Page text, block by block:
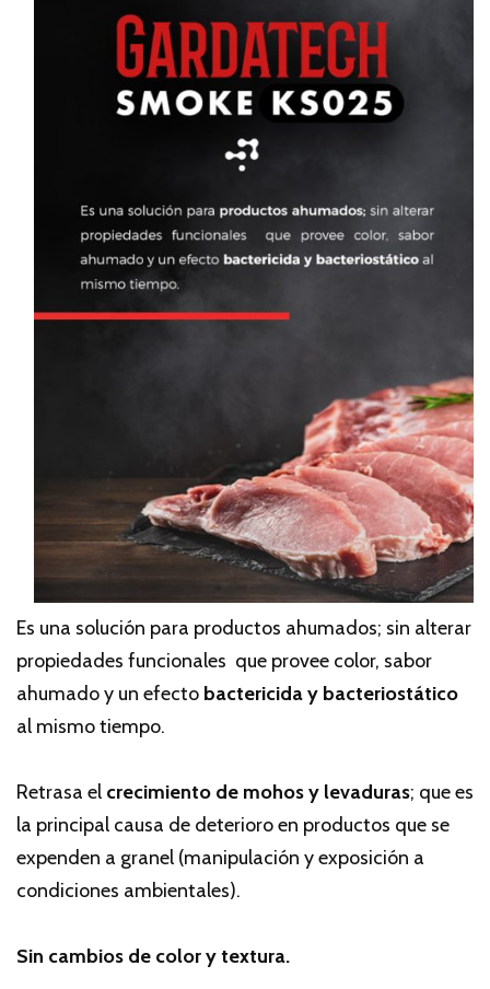
Es una solución para productos ahumados; sin alterar
propiedades funcionales que provee color, sabor
ahumado y un efecto bactericida y bacteriostático
al mismo tiempo.
Retrasa el crecimiento de mohos y levaduras; que es
la principal causa de deterioro en productos que se
expenden a granel (manipulación y exposición a
condiciones ambientales).
Sin cambios de color y textura.